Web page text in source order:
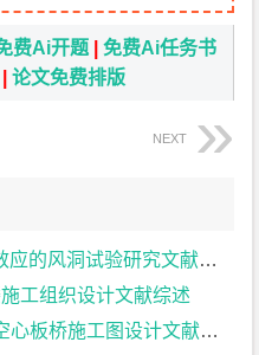
费Ai开题 |免费Ai任务书
|论文免费排版
NEXT
的风洞试验研究文献综述
工组织设计文献综述
板桥施工图设计文献综述